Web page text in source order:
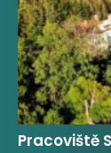
Pracoviště